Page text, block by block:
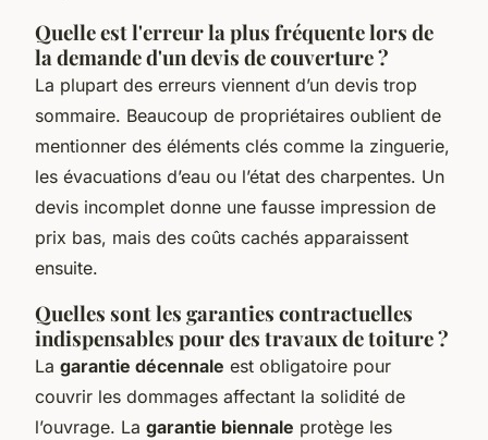
Quelle est l'erreur la plus fréquente lors de
la demande d'un devis de couverture ?
La plupart des erreurs viennent d’un devis trop
sommaire. Beaucoup de propriétaires oublient de
mentionner des éléments clés comme la zinguerie,
les évacuations d’eau ou l’état des charpentes. Un
devis incomplet donne une fausse impression de
prix bas, mais des coûts cachés apparaissent
ensuite.
Quelles sont les garanties contractuelles
indispensables pour des travaux de toiture ?
La garantie décennale est obligatoire pour
couvrir les dommages affectant la solidité de
l’ouvrage. La garantie biennale protège les